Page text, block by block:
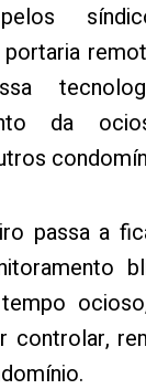
pelos
da
passa a
controlar,